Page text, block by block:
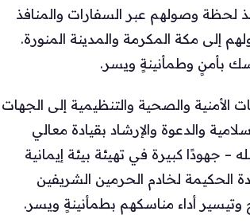
لحظة وصولهم عبر السفارات والمنافذ
إلى مكة المكرمة والمدينة المنورة.
بأمنٍ وطمأنينةٍ ويسر.
والصحية والتنظيمية إلى الجهات
والدعوة والإرشاد بقيادة معالي
– جهودًا كبيرة في تهيئة بيئة إيمانية
الحكيمة لخادم الحرمين الشريفين
أداء مناسكهم بطمأنينةٍ ويسر.